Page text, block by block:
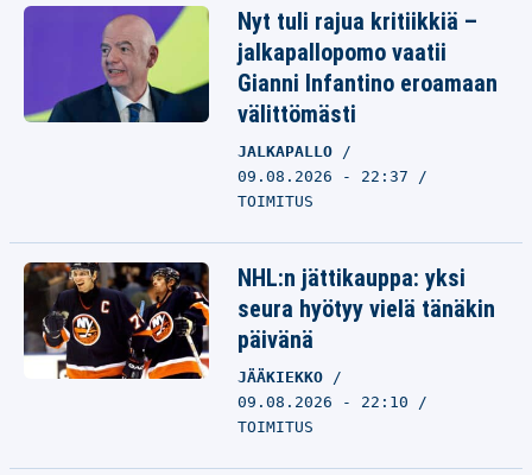
Nyt tuli rajua kritiikkiä –
jalkapallopomo vaatii
Gianni Infantino eroamaan
välittömästi
JALKAPALLO
09.08.2026 - 22:37
TOIMITUS
NHL:n jättikauppa: yksi
seura hyötyy vielä tänäkin
päivänä
JÄÄKIEKKO
09.08.2026 - 22:10
TOIMITUS